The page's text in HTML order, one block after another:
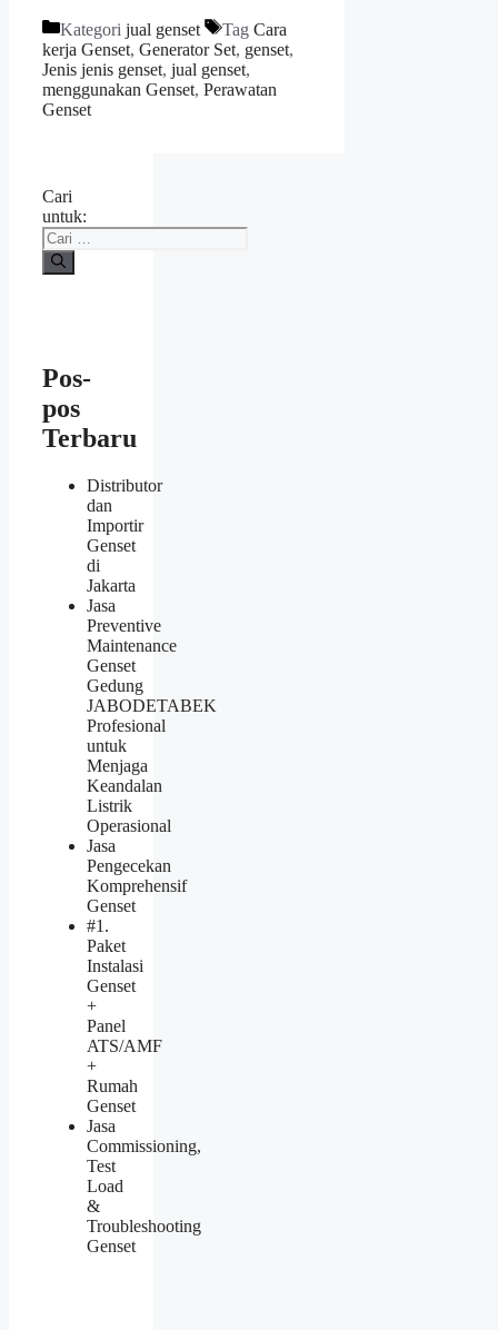
Kategori jual genset Tag Cara
kerja Genset, Generator Set, genset,
Jenis jenis genset, jual genset,
menggunakan Genset, Perawatan
Genset
Cari
untuk:
Pos-
pos
Terbaru
Distributor
dan
Importir
Genset
di
Jakarta
Jasa
Preventive
Maintenance
Genset
Gedung
JABODETABEK
Profesional
untuk
Menjaga
Keandalan
Listrik
Operasional
Jasa
Pengecekan
Komprehensif
Genset
#1.
Paket
Instalasi
Genset
+
Panel
ATS/AMF
+
Rumah
Genset
Jasa
Commissioning,
Test
Load
&
Troubleshooting
Genset